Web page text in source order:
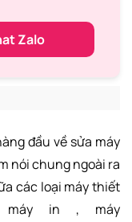
Zalo
đầu về sửa máy
nói chung ngoài ra
các loại máy thiết
máy in , máy